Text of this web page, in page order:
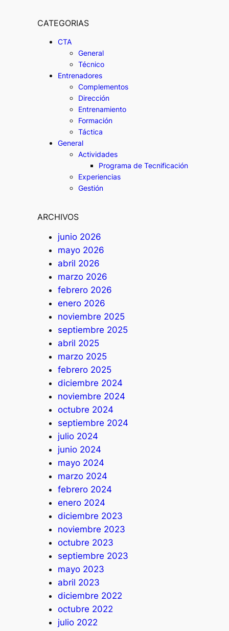
CATEGORIAS
CTA
General
Técnico
Entrenadores
Complementos
Dirección
Entrenamiento
Formación
Táctica
General
Actividades
Programa de Tecnificación
Experiencias
Gestión
ARCHIVOS
junio 2026
mayo 2026
abril 2026
marzo 2026
febrero 2026
enero 2026
noviembre 2025
septiembre 2025
abril 2025
marzo 2025
febrero 2025
diciembre 2024
noviembre 2024
octubre 2024
septiembre 2024
julio 2024
junio 2024
mayo 2024
marzo 2024
febrero 2024
enero 2024
diciembre 2023
noviembre 2023
octubre 2023
septiembre 2023
mayo 2023
abril 2023
diciembre 2022
octubre 2022
julio 2022